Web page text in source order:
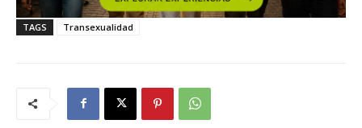
TAGS Transexualidad